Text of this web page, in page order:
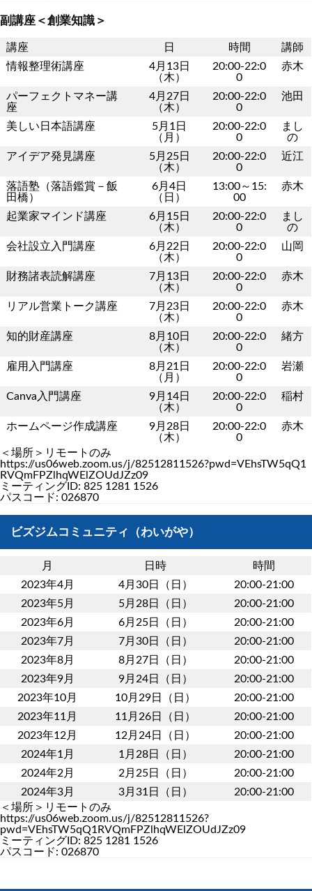
副講座＜創業知識＞
講座 日 時間
講師
情報整理術講座
4月13日
（木）
20:00-22:0
0
赤木
パーフェクトマネー講
座
4月27日
（木）
20:00-22:0
0
池田
美しい日本語講座
5月1日
（月）
20:00-22:0
0
まし
の
アイデア発見講座
5月25日
（木）
20:00-22:0
0
近江
落語塾（落語鑑賞－飯
田橋）
6月4日
（日）
13:00～15:
00
赤木
起業家マインド講座
6月15日
（木）
20:00-22:0
0
まし
の
会社設立入門講座
6月22日
（木）
20:00-22:0
0
山岡
財務諸表読解講座
7月13日
（木）
20:00-22:0
0
赤木
リアル営業トーク講座
7月23日
（木）
20:00-22:0
0
赤木
知的財産講座
8月10日
（木）
20:00-22:0
0
緒方
雇用入門講座
8月21日
（月）
20:00-22:0
0
岩瀬
Canva入門講座
9月14日
（木）
20:00-22:0
0
稲村
ホームページ作成講座
9月28日
（木）
20:00-22:0
0
赤木
＜場所＞リモートのみ
https://us06web.zoom.us/j/82512811526?pwd=VEhsTW5qQ1
RVQmFPZlhqWElZOUdJZz09
ミーティングID: 825 1281 1526
パスコード: 026870
ビズジムコミュニティ（わいがや）
月 日時
時間
2023年4月
4月30日（日）
20:00-21:00
2023年5月
5月28日（日）
20:00-21:00
2023年6月
6月25日（日）
20:00-21:00
2023年7月
7月30日（日）
20:00-21:00
2023年8月
8月27日（日）
20:00-21:00
2023年9月
9月24日（日）
20:00-21:00
2023年10月
10月29日（日）
20:00-21:00
2023年11月
11月26日（日）
20:00-21:00
2023年12月
12月24日（日）
20:00-21:00
2024年1月
1月28日（日）
20:00-21:00
2024年2月
2月25日（日）
20:00-21:00
2024年3月
3月31日（日）
20:00-21:00
＜場所＞リモートのみ
https://us06web.zoom.us/j/82512811526?
pwd=VEhsTW5qQ1RVQmFPZlhqWElZOUdJZz09
ミーティングID: 825 1281 1526
パスコード: 026870